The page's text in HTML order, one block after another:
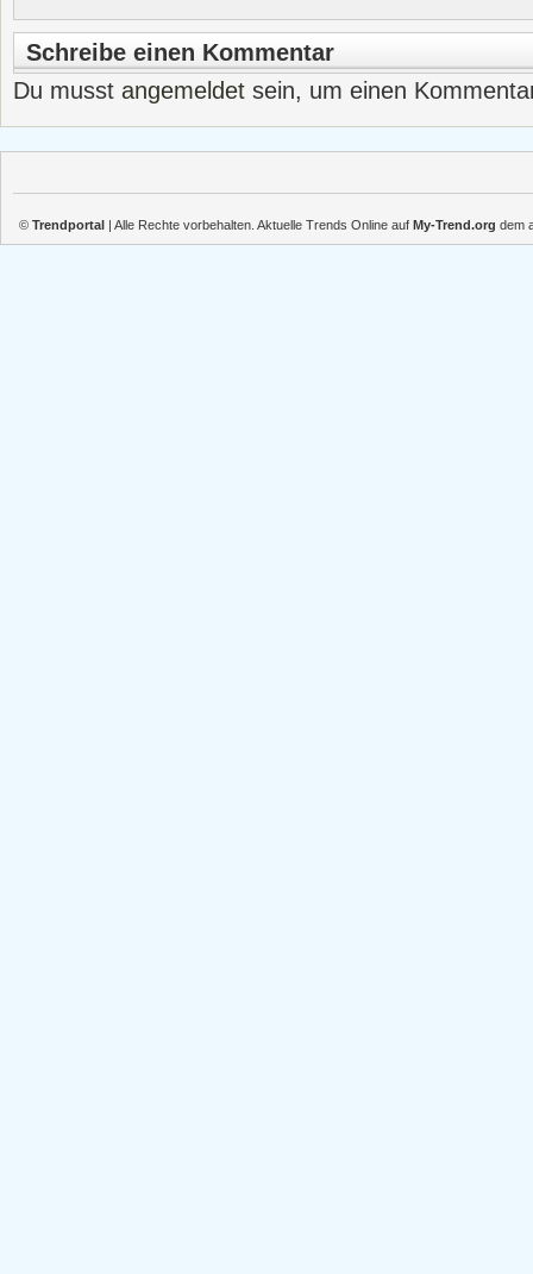
Schreibe einen Kommentar
Du musst angemeldet sein, um einen
© Trendportal | Alle Rechte vorbehalten. Aktuelle Trends Online auf My-Trend.org dem